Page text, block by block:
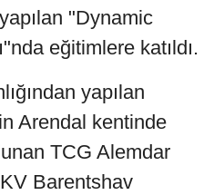
"Dynamic
eğitimlere katıldı.
yapılan
Arendal kentinde
TCG Alemdar
Barentshav